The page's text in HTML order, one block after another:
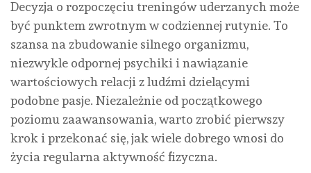
Decyzja o rozpoczęciu treningów uderzanych może
być punktem zwrotnym w codziennej rutynie. To
szansa na zbudowanie silnego organizmu,
niezwykle odpornej psychiki i nawiązanie
wartościowych relacji z ludźmi dzielącymi
podobne pasje. Niezależnie od początkowego
poziomu zaawansowania, warto zrobić pierwszy
krok i przekonać się, jak wiele dobrego wnosi do
życia regularna aktywność fizyczna.